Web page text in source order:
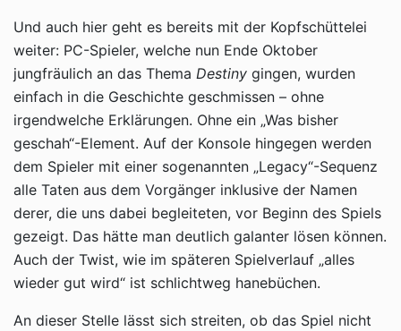
Und auch hier geht es bereits mit der Kopfschüttelei
weiter: PC-Spieler, welche nun Ende Oktober
jungfräulich an das Thema Destiny gingen, wurden
einfach in die Geschichte geschmissen – ohne
irgendwelche Erklärungen. Ohne ein „Was bisher
geschah“-Element. Auf der Konsole hingegen werden
dem Spieler mit einer sogenannten „Legacy“-Sequenz
alle Taten aus dem Vorgänger inklusive der Namen
derer, die uns dabei begleiteten, vor Beginn des Spiels
gezeigt. Das hätte man deutlich galanter lösen können.
Auch der Twist, wie im späteren Spielverlauf „alles
wieder gut wird“ ist schlichtweg hanebüchen.
An dieser Stelle lässt sich streiten, ob das Spiel nicht